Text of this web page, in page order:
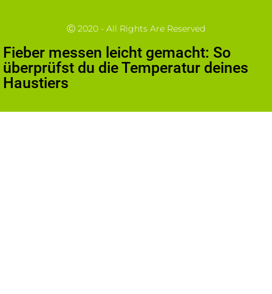
Ⓒ 2020 - All Rights Are Reserved
Fieber messen leicht gemacht: So
überprüfst du die Temperatur deines
Haustiers